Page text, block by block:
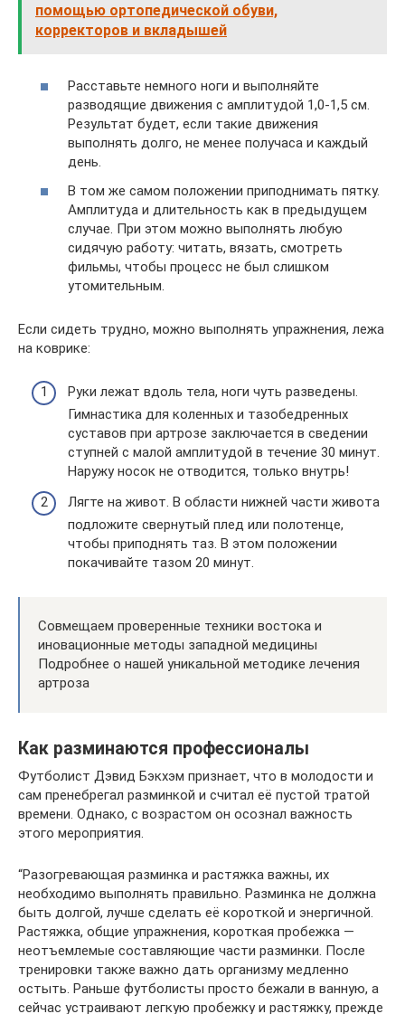
помощью ортопедической обуви,
корректоров и вкладышей
Расставьте немного ноги и выполняйте
разводящие движения с амплитудой 1,0-1,5 см.
Результат будет, если такие движения
выполнять долго, не менее получаса и каждый
день.
В том же самом положении приподнимать пятку.
Амплитуда и длительность как в предыдущем
случае. При этом можно выполнять любую
сидячую работу: читать, вязать, смотреть
фильмы, чтобы процесс не был слишком
утомительным.
Если сидеть трудно, можно выполнять упражнения, лежа
на коврике:
Руки лежат вдоль тела, ноги чуть разведены.
Гимнастика для коленных и тазобедренных
суставов при артрозе заключается в сведении
ступней с малой амплитудой в течение 30 минут.
Наружу носок не отводится, только внутрь!
Лягте на живот. В области нижней части живота
подложите свернутый плед или полотенце,
чтобы приподнять таз. В этом положении
покачивайте тазом 20 минут.
Совмещаем проверенные техники востока и
иновационные методы западной медицины
Подробнее о нашей уникальной методике лечения
артроза
Как разминаются профессионалы
Футболист Дэвид Бэкхэм признает, что в молодости и
сам пренебрегал разминкой и считал её пустой тратой
времени. Однако, с возрастом он осознал важность
этого мероприятия.
“Разогревающая разминка и растяжка важны, их
необходимо выполнять правильно. Разминка не должна
быть долгой, лучше сделать её короткой и энергичной.
Растяжка, общие упражнения, короткая пробежка —
неотъемлемые составляющие части разминки. После
тренировки также важно дать организму медленно
остыть. Раньше футболисты просто бежали в ванную, а
сейчас устраивают легкую пробежку и растяжку, прежде